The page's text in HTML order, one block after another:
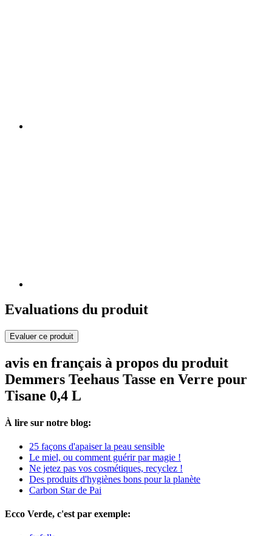
Evaluations du produit
Evaluer ce produit
avis en français à propos du produit
Demmers Teehaus Tasse en Verre pour
Tisane 0,4 L
À lire sur notre blog:
25 façons d'apaiser la peau sensible
Le miel, ou comment guérir par magie !
Ne jetez pas vos cosmétiques, recyclez !
Des produits d'hygiènes bons pour la planète
Carbon Star de Pai
Ecco Verde, c'est par exemple: